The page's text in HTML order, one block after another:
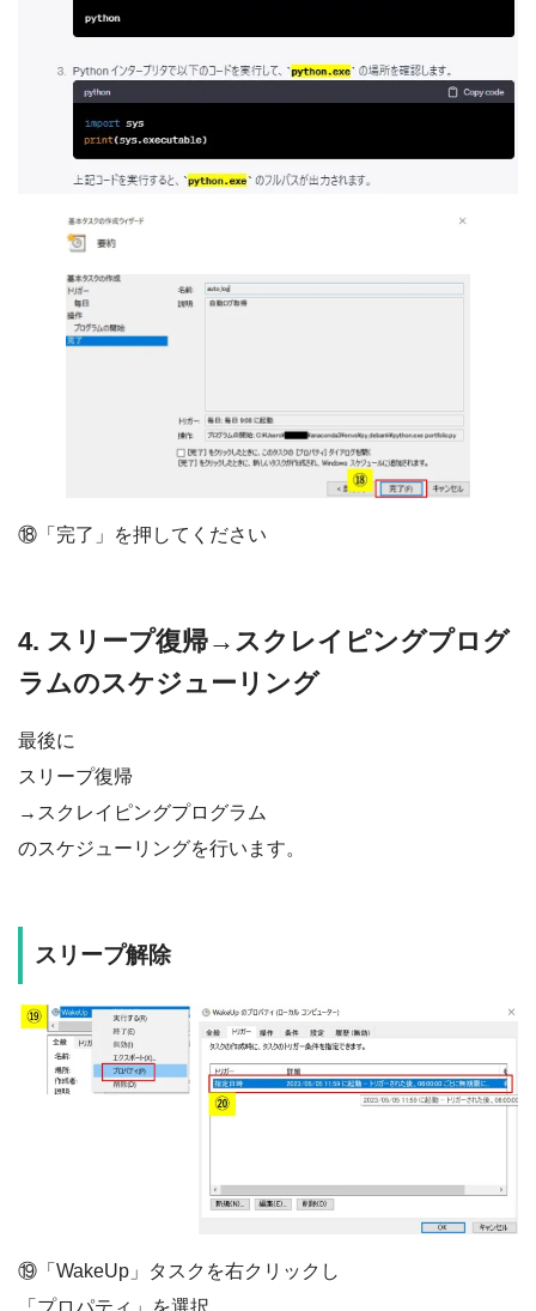
⑱「完了」を押してください
4. スリープ復帰→スクレイピングプログ
ラムのスケジューリング
最後に
スリープ復帰
→スクレイピングプログラム
のスケジューリングを行います。
スリープ解除
⑲「WakeUp」タスクを右クリックし
「プロパティ」を選択